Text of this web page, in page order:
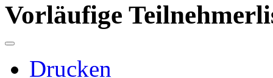
Vorläufige
Drucken